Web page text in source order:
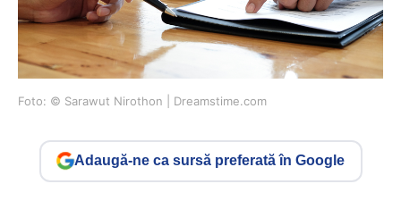
Foto: © Sarawut Nirothon | Dreamstime.com
Adaugă-ne ca sursă preferată în Google